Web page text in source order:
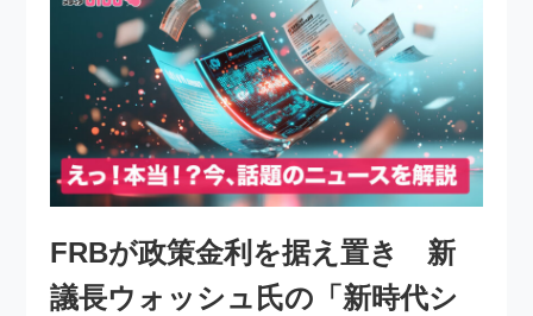
FRBが政策金利を据え置き 新
議長ウォッシュ氏の「新時代シ